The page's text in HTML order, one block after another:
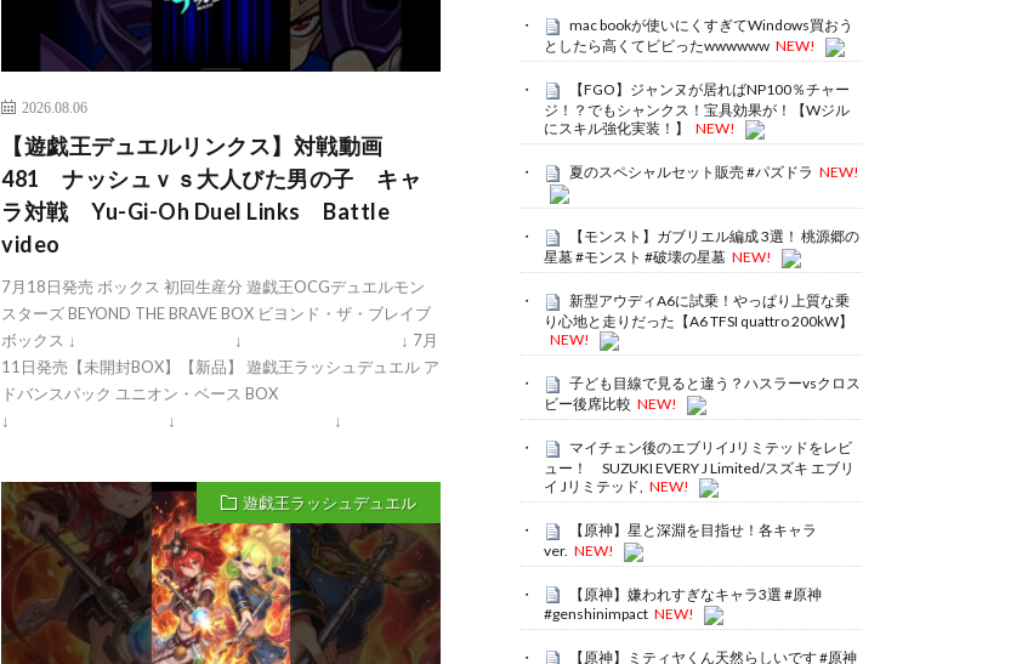
2026.08.06
【遊戯王デュエルリンクス】対戦動画
481 ナッシュｖｓ大人びた男の子 キャ
ラ対戦 Yu-Gi-Oh Duel Links Battle
video
7月18日発売 ボックス 初回生産分 遊戯王OCGデュエルモン
スターズ BEYOND THE BRAVE BOX ビヨンド・ザ・ブレイブ
ボックス ↓ ↓ ↓ 7月
11日発売【未開封BOX】【新品】 遊戯王ラッシュデュエル ア
ドバンスパック ユニオン・ベース BOX
↓ ↓ ↓
遊戯王ラッシュデュエル
mac bookが使いにくすぎてWindows買おう
としたら高くてビビったwwwwww NEW!
【FGO】ジャンヌが居ればNP100％チャー
ジ！？でもシャンクス！宝具効果が！【Wジル
にスキル強化実装！】
NEW!
夏のスペシャルセット販売 #パズドラ NEW!
【モンスト】ガブリエル編成 3選！ 桃源郷の
星墓 #モンスト #破壊の星墓 NEW!
新型アウディA6に試乗！やっぱり上質な乗
り心地と走りだった【A6 TFSI quattro 200kW】
NEW!
子ども目線で見ると違う？ハスラーvsクロス
ビー後席比較 NEW!
マイチェン後のエブリイJリミテッドをレビ
ュー！ SUZUKI EVERY J Limited/スズキ エブリ
イ Jリミテッド, NEW!
【原神】星と深淵を目指せ！各キャラ
ver. NEW!
【原神】嫌われすぎなキャラ3選 #原神
#genshinimpact NEW!
【原神】ミティヤくん天然らしいです #原神